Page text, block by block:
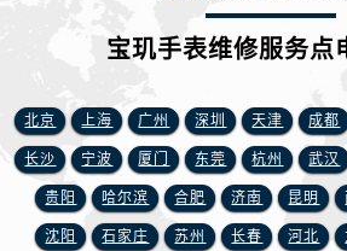
宝玑手表维修服务点
北京 上海 广州 深圳 天津 成都
长沙 宁波 厦门 东莞 杭州 武汉
贵阳 哈尔滨 合肥 济南 昆明
沈阳 石家庄 苏州 长春 河北